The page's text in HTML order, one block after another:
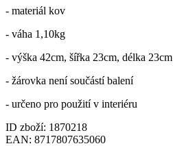
- materiál kov
- váha 1,10kg
- výška 42cm, šířka 23cm, délka 23cm
- žárovka není součástí balení
- určeno pro použití v interiéru
ID zboží: 1870218
EAN: 8717807635060